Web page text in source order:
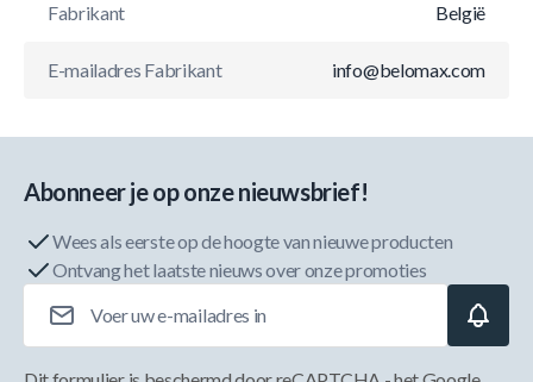
Fabrikant
België
E-mailadres Fabrikant info@belomax.com
Abonneer je op onze nieuwsbrief!
Wees als eerste op de hoogte van nieuwe producten
Ontvang het laatste nieuws over onze promoties